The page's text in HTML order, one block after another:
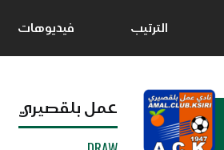
الترتيب فيديوهات
عمل بلقصيري